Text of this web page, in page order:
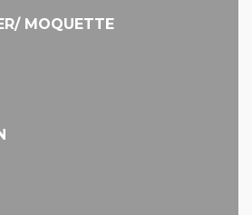
MOQUETTE